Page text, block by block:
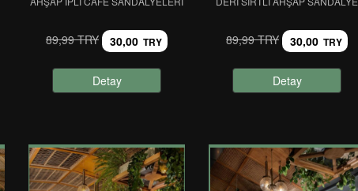
89,99 TRY 30,00 TRY
Detay
89,99 TRY 30,00 TRY
Detay